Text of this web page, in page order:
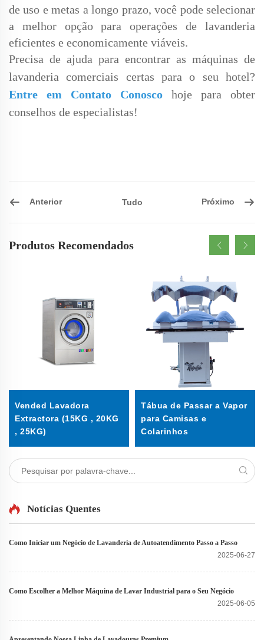
de uso e metas a longo prazo, você pode selecionar
a melhor opção para operações de lavanderia
eficientes e economicamente viáveis.
Precisa de ajuda para encontrar as máquinas de
lavanderia comerciais certas para o seu hotel?
Entre em Contato Conosco hoje para obter
conselhos de especialistas!
Anterior Tudo Próximo
Produtos Recomendados
Vended Lavadora
Extractora (15KG , 20KG
, 25KG)
Tábua de Passar a Vapor
para Camisas e
Colarinhos
Notícias Quentes
Como Iniciar um Negócio de Lavanderia de Autoatendimento Passo a Passo
2025-06-27
Como Escolher a Melhor Máquina de Lavar Industrial para o Seu Negócio
2025-06-05